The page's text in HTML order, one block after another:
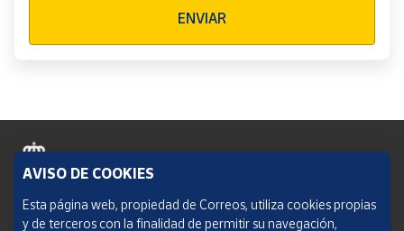
ENVIAR
Política de cookies
AVISO DE COOKIES
Esta página web, propiedad de Correos, utiliza cookies propias
y de terceros con la finalidad de permitir su navegación,